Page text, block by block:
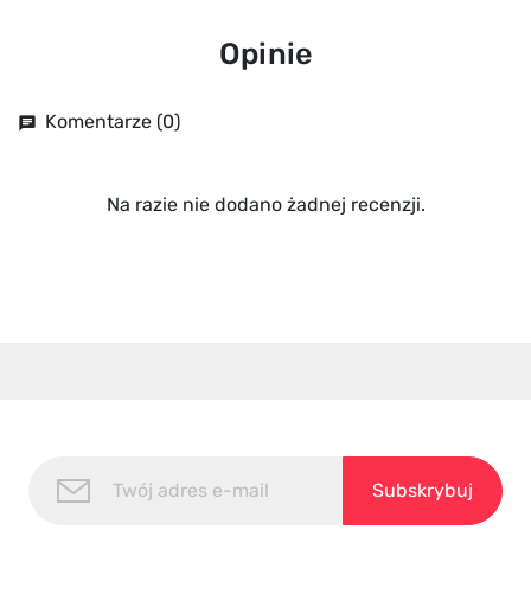
Opinie
chat Komentarze (0)
Na razie nie dodano żadnej recenzji.